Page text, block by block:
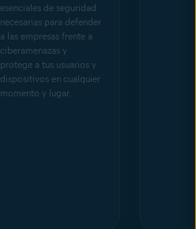
esenciales de seguridad
necesarias para defender
a las empresas frente a
ciberamenazas y
protege a tus usuarios y
dispositivos en cualquier
momento y lugar.